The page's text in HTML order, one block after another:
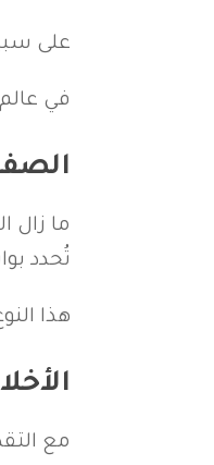
على
في
ما زال
تُحدد
هذا
مع